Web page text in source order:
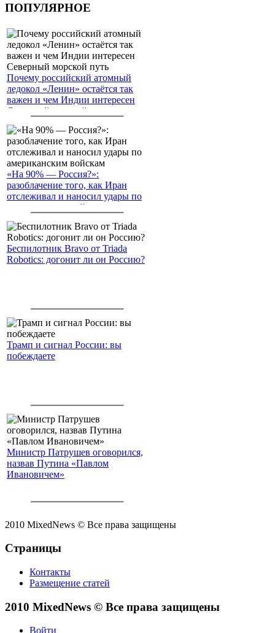
ПОПУЛЯРНОЕ
Почему российский атомный
ледокол «Ленин» остаётся так
важен и чем Индии интересен
Северный морской путь
«На 90% — Россия?»:
разоблачение того, как Иран
отслеживал и наносил удары по
американским войскам
Беспилотник Bravo от Triada
Robotics: догонит ли он Россию?
Трамп и сигнал России: вы
побеждаете
Министр Патрушев оговорился,
назвав Путина «Павлом
Ивановичем»
2010 MixedNews © Все права защищены
Страницы
Контакты
Размещение статей
2010 MixedNews © Все права защищены
Войти